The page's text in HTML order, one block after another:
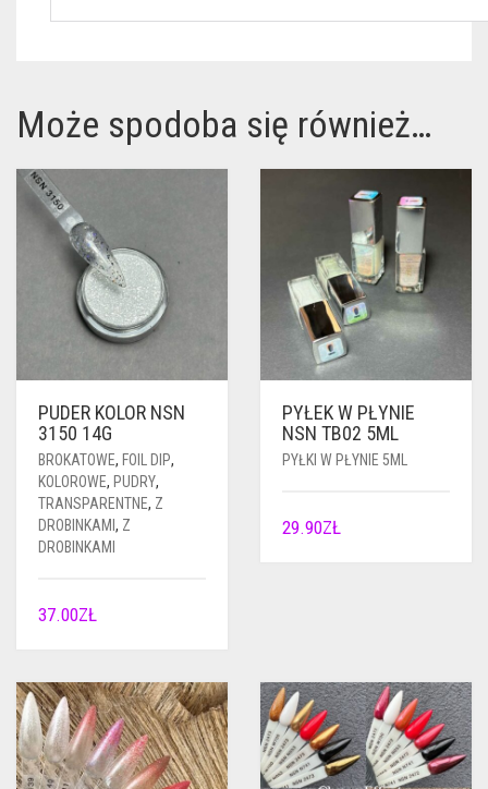
Może spodoba się również…
PUDER KOLOR NSN
3150 14G
BROKATOWE, FOIL DIP,
KOLOROWE, PUDRY,
TRANSPARENTNE, Z
DROBINKAMI , Z
DROBINKAMI
37.00ZŁ
PYŁEK W PŁYNIE
NSN TB02 5ML
PYŁKI W PŁYNIE 5ML
29.90ZŁ